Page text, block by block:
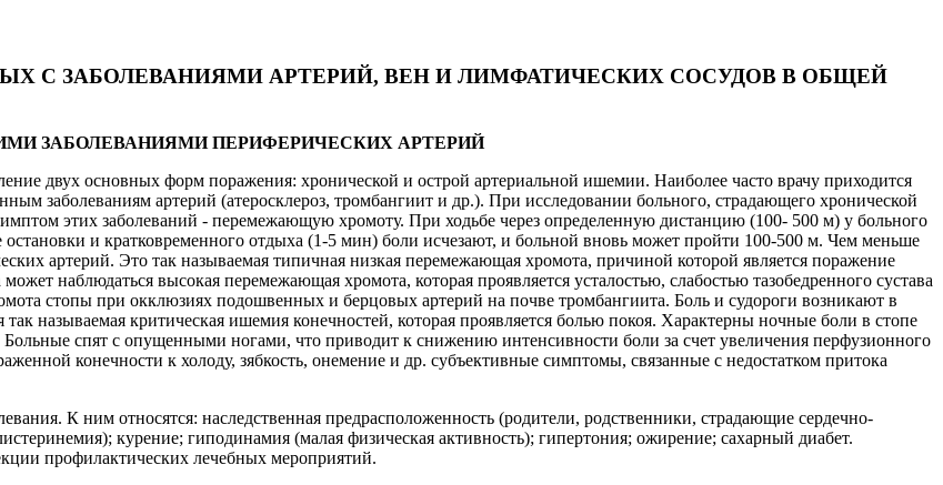
С ЗАБОЛЕВАНИЯМИ АРТЕРИЙ, ВЕН И ЛИМФАТИЧЕСКИХ СОСУДОВ В ОБЩЕЙ
ЗАБОЛЕВАНИЯМИ ПЕРИФЕРИЧЕСКИХ АРТЕРИЙ
двух основных форм поражения: хронической и острой артериальной ишемии. Наиболее часто врачу приходится
заболеваниям артерий (атеросклероз, тромбангиит и др.). При исследовании больного, страдающего хронической
этих заболеваний - перемежающую хромоту. При ходьбе через определенную дистанцию (100- 500 м) у больного
и кратковременного отдыха (1-5 мин) боли исчезают, и больной вновь может пройти 100-500 м. Чем меньше
артерий. Это так называемая типичная низкая перемежающая хромота, причиной которой является поражение
наблюдаться высокая перемежающая хромота, которая проявляется усталостью, слабостью тазобедренного сустава
стопы при окклюзиях подошвенных и берцовых артерий на почве тромбангиита. Боль и судороги возникают в
называемая критическая ишемия конечностей, которая проявляется болью покоя. Характерны ночные боли в стопе
спят с опущенными ногами, что приводит к снижению интенсивности боли за счет увеличения перфузионного
конечности к холоду, зябкость, онемение и др. субъективные симптомы, связанные с недостатком притока
К ним относятся: наследственная предрасположенность (родители, родственники, страдающие сердечно-
курение; гиподинамия (малая физическая активность); гипертония; ожирение; сахарный диабет.
профилактических лечебных мероприятий.